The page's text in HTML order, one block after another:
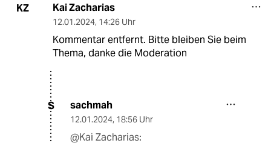
KZ Kai Zacharias
12.01.2024, 14:26 Uhr
Kommentar entfernt. Bitte bleiben Sie beim
Thema, danke die Moderation
S sachmah
12.01.2024, 18:56 Uhr
@Kai Zacharias: